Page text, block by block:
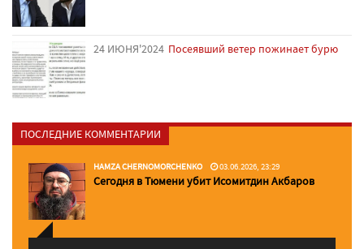
24 ИЮНЯ'2024 Посеявший ветер пожинает бурю
ПОСЛЕДНИЕ КОММЕНТАРИИ
HAMZA CHERNOMORCHENKO 03.06.2026, 23:29
Сегодня в Тюмени убит Исомитдин Акбаров